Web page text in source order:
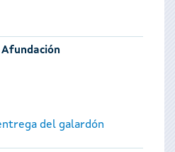
Afundación
del galardón